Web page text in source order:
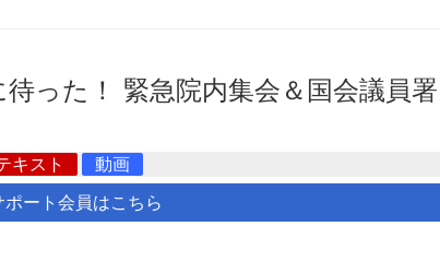
った！ 緊急院内集会＆国会議員署
キスト 動画
ポート会員はこちら